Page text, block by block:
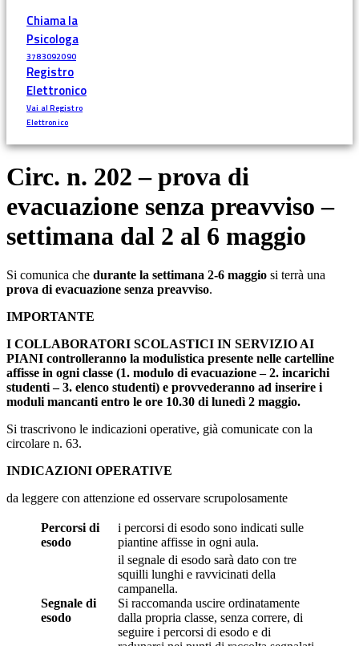
Chiama la
Psicologa
3783092090
Registro
Elettronico
Vai al Registro
Elettronico
Circ. n. 202 – prova di
evacuazione senza preavviso –
settimana dal 2 al 6 maggio
Si comunica che durante la settimana 2-6 maggio si terrà una
prova di evacuazione senza preavviso.
IMPORTANTE
I COLLABORATORI SCOLASTICI IN SERVIZIO AI
PIANI controlleranno la modulistica presente nelle cartelline
affisse in ogni classe (1. modulo di evacuazione – 2. incarichi
studenti – 3. elenco studenti) e provvederanno ad inserire i
moduli mancanti entro le ore 10.30 di lunedì 2 maggio.
Si trascrivono le indicazioni operative, già comunicate con la
circolare n. 63.
INDICAZIONI OPERATIVE
da leggere con attenzione ed osservare scrupolosamente
Percorsi di
esodo
i percorsi di esodo sono indicati sulle
piantine affisse in ogni aula.
Segnale di
esodo
il segnale di esodo sarà dato con tre
squilli lunghi e ravvicinati della
campanella.
Si raccomanda uscire ordinatamente
dalla propria classe, senza correre, di
seguire i percorsi di esodo e di